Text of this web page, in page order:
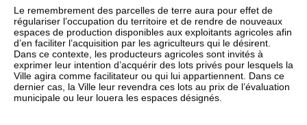
Le remembrement des parcelles de terre aura pour effet de
régulariser l’occupation du territoire et de rendre de nouveaux
espaces de production disponibles aux exploitants agricoles afin
d’en faciliter l’acquisition par les agriculteurs qui le désirent.
Dans ce contexte, les producteurs agricoles sont invités à
exprimer leur intention d’acquérir des lots privés pour lesquels la
Ville agira comme facilitateur ou qui lui appartiennent. Dans ce
dernier cas, la Ville leur revendra ces lots au prix de l’évaluation
municipale ou leur louera les espaces désignés.